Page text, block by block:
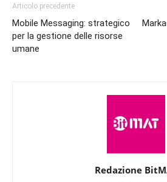
Articolo precedente
Mobile Messaging: strategico
per la gestione delle risorse
umane
Redazione